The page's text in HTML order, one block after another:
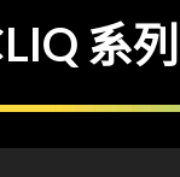
系